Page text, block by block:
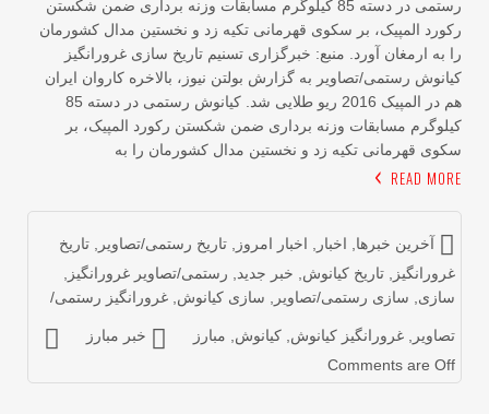
رستمی در دسته 85 کیلوگرم مسابقات وزنه برداری ضمن شکستن
المپیک، بر سکوی قهرمانی تکیه زد و نخستین مدال کشورمان
به ارمغان آورد. منبع: خبرگزاری تسنیم تاریخ سازی غرورانگیز
رستمی/تصاویر به گزارش بولتن نیوز، بالاخره کاروان ایران
هم در المپیک 2016 ریو طلایی شد. کیانوش رستمی در دسته 85
مسابقات وزنه برداری ضمن شکستن رکورد المپیک، بر
قهرمانی تکیه زد و نخستین مدال کشورمان را به
READ
آخرین خبرها ,اخبار ,اخبار امروز,تاریخ رستمی/تصاویر,تاریخ
غرورانگیز ,تاریخ کیانوش,خبر جدید ,رستمی/تصاویر غرورانگیز
سازی,سازی رستمی/تصاویر,سازی کیانوش,غرورانگیز رستمی/
تصاویر,غرورانگیز کیانوش,کیانوش,مبارز
خبر مبارز
Comments are Off